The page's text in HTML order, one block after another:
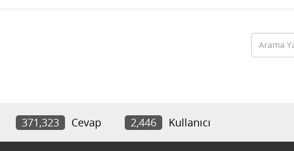
371,323 Cevap 2,446 Kullanıcı